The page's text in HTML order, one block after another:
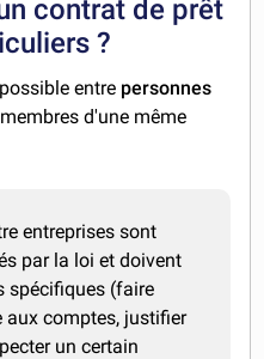
contrat de prêt
?
entre personnes
d'une même
entreprises sont
par la loi et doivent
spécifiques (faire
aux comptes, justifier
un certain